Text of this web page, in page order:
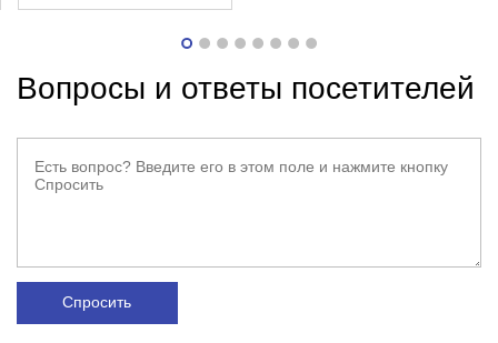
Вопросы и ответы посетителей
Спросить